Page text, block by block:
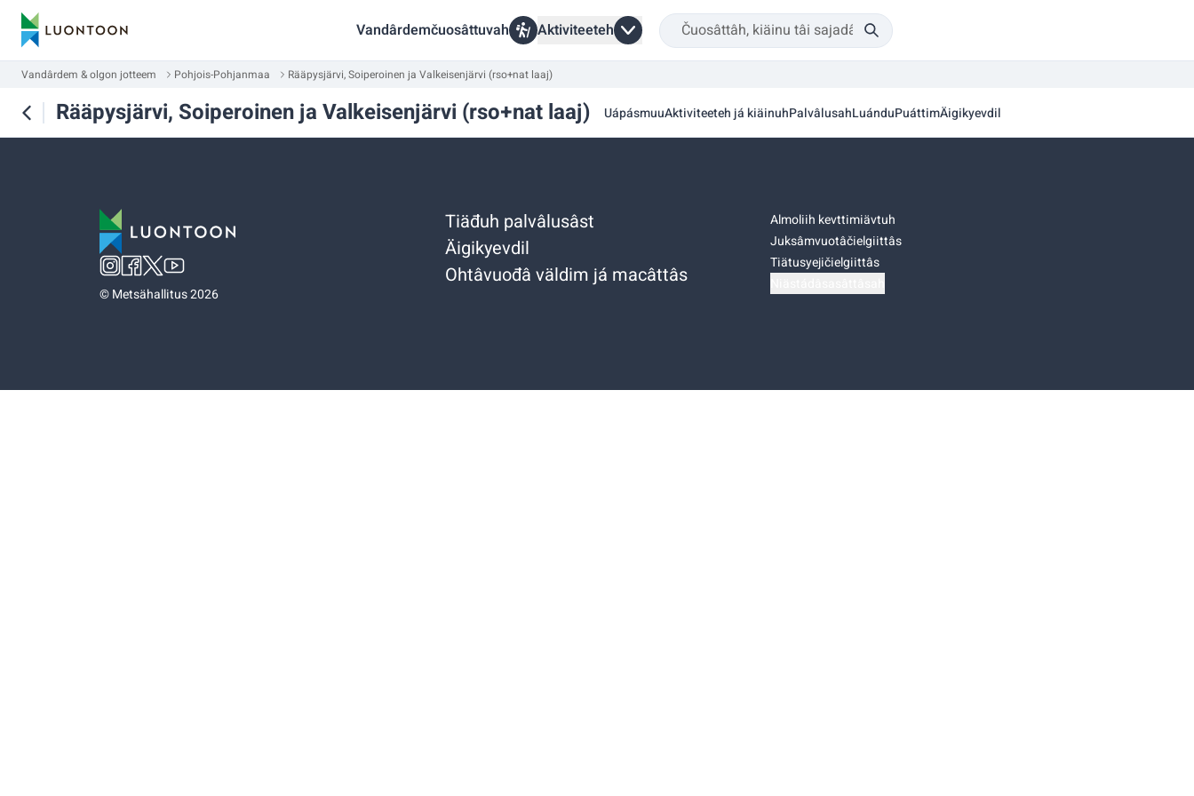
Vandârdemčuosâttuvah Aktiviteeteh
Vandârdem & olgon jotteem Pohjois-Pohjanmaa Rääpysjärvi, Soiperoinen ja Valkeisenjärvi (rso+nat laaj)
Rääpysjärvi, Soiperoinen ja Valkeisenjärvi (rso+nat laaj) UápásmuuAktiviteeteh já kiäinuhPalvâlusahLuánduPuáttimÄigikyevdil
©Metsähallitus 2026
Tiäđuh palvâlusâst
Äigikyevdil
Ohtâvuođâ väldim já macâttâs
Almoliih kevttimiävtuh
Juksâmvuotâčielgiittâs
Tiätusyejičielgiittâs